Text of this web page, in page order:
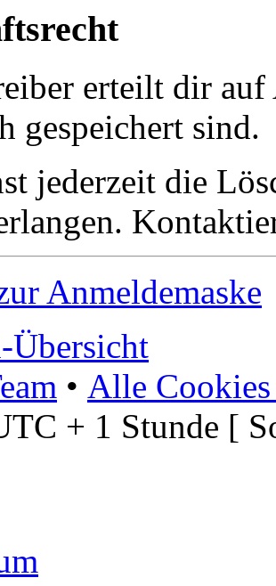
erteilt dir
gespeichert sind.
jederzeit die
Anmeldemaske
Übersicht
• Alle Cookies
+ 1 Stunde [